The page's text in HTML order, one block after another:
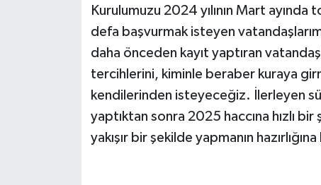
Kurulumuzu 2024 yılının Mart ayında
defa başvurmak isteyen
daha önceden kayıt yaptıran
tercihlerini, kiminle beraber kuraya
kendilerinden isteyeceğiz. İlerleyen
yaptıktan sonra 2025 haccına hızlı
yakışır bir şekilde yapmanın
Elazığ Müftülüğü
Erzurum Müftülüğü
Eskişehir Müftülüğü